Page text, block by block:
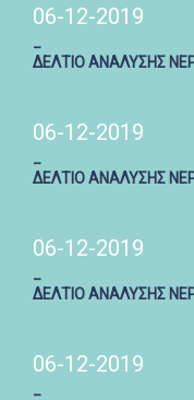
06-12-2019
ΔΕΛΤΙΟ ΑΝΑΛΥΣΗΣ
06-12-2019
ΔΕΛΤΙΟ ΑΝΑΛΥΣΗΣ
06-12-2019
ΔΕΛΤΙΟ ΑΝΑΛΥΣΗΣ
06-12-2019